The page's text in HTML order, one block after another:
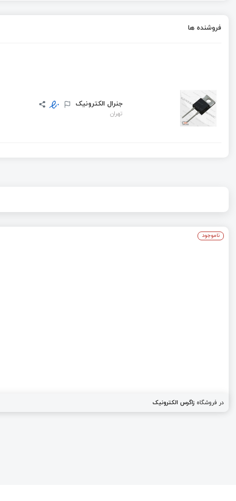
فروشنده ها
جنرال الکترونیک
تهران
در فروشگاه زاگرس الکترونیک
ناموجود